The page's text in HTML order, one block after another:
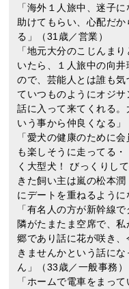
「海外１人旅中、迷子
助けてもらい、心配だ
る」（31歳／営業）
「地元大分のこじんま
いたら、１人旅中の向
ので、芸能人とは誰も
ていつものようにオジ
話に入って来てくれる
いう事から仲良くなる」
「愛犬の健康のために
も楽しそうに走ってる
く大型犬！ びっくりし
きた飼い主は嵐の松本
にデートを重ねるように
「有名人の方が新幹線
隣がたまたま空席で、
郷であり話に花が咲き
きませんかという話に
ん」（33歳／一般事務）
「ホームで電車をまっ